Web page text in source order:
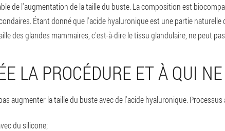
de l'augmentation de la taille du buste. La composition est
Étant donné que l'acide hyaluronique est une partie
des glandes mammaires, c'est-à-dire le tissu glandulaire, ne peut
LA PROCÉDURE ET À QUI
augmenter la taille du buste avec de l'acide hyaluronique. Processus
du silicone;